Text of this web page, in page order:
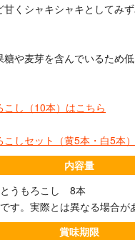
甘くシャキシャキとしてみ
や麦芽を含んでいるため
し（10本）はこちら
しセット（黄5本・白5本
内容量
うもろこし 8本
す。実際とは異なる場合が
賞味期限